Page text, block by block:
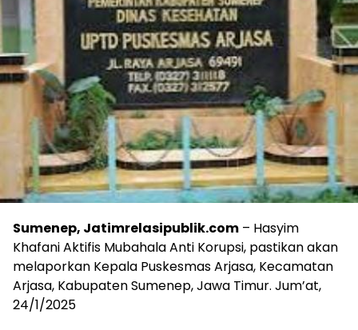
Sumenep, Jatimrelasipublik.com – Hasyim
Khafani Aktifis Mubahala Anti Korupsi, pastikan akan
melaporkan Kepala Puskesmas Arjasa, Kecamatan
Arjasa, Kabupaten Sumenep, Jawa Timur. Jum’at,
24/1/2025